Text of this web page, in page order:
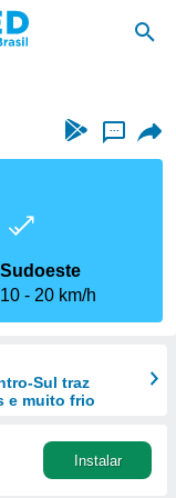
...
Sudoeste
10
20 km/h
Sul traz
e muito frio
Instalar